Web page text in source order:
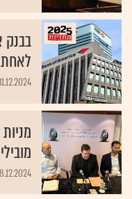
בבנק
לאחת